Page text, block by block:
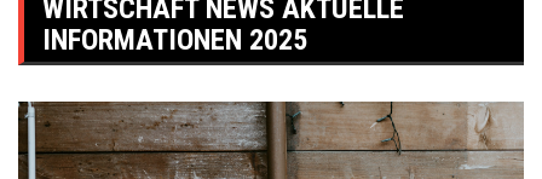
WIRTSCHAFT NEWS AKTUELLE
INFORMATIONEN 2025